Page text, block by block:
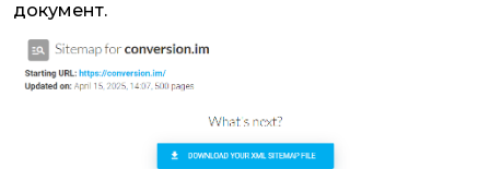
документ.